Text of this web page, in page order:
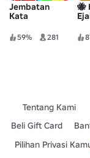
Jembatan
Kata
59% 281
🐝
Tentang Kami
Beli Gift Card
Pilihan Privasi